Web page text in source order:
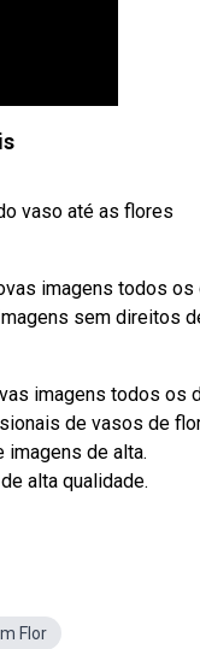
vaso até as flores
imagens todos os
sem direitos
imagens todos os
de vasos de
de alta.
alta qualidade.
Flor